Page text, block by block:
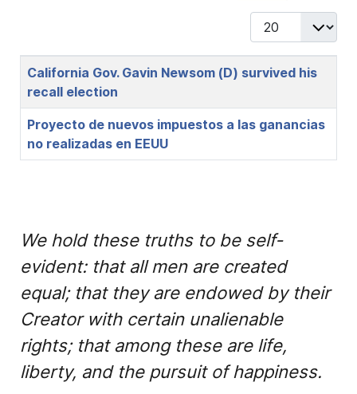
Display #
Title
California Gov. Gavin Newsom (D) survived his
recall election
Proyecto de nuevos impuestos a las ganancias
no realizadas en EEUU
We hold these truths to be self-
evident: that all men are created
equal; that they are endowed by their
Creator with certain unalienable
rights; that among these are life,
liberty, and the pursuit of happiness.